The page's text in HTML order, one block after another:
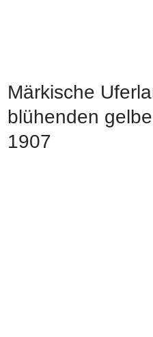
Märkische
blühenden
1907